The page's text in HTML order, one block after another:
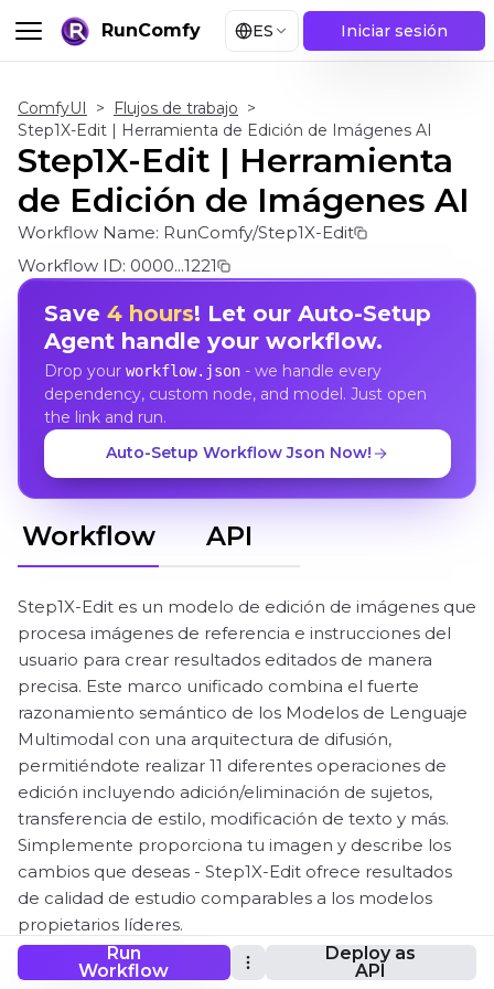
RunComfy ES Iniciar sesión
Run
Workflow
Deploy as
API
ComfyUI > Flujos de trabajo >
Step1X-Edit | Herramienta de Edición de Imágenes AI
Step1X-Edit | Herramienta
de Edición de Imágenes AI
Workflow Name: RunComfy/Step1X-Edit
Workflow ID: 0000...1221
Save 4 hours! Let our Auto-Setup
Agent handle your workflow.
Drop your workflow.json- we handle every
dependency, custom node, and model. Just open
the link and run.
Auto-Setup Workflow Json Now!
Workflow API
Step1X-Edit es un modelo de edición de imágenes que
procesa imágenes de referencia e instrucciones del
usuario para crear resultados editados de manera
precisa. Este marco unificado combina el fuerte
razonamiento semántico de los Modelos de Lenguaje
Multimodal con una arquitectura de difusión,
permitiéndote realizar 11 diferentes operaciones de
edición incluyendo adición/eliminación de sujetos,
transferencia de estilo, modificación de texto y más.
Simplemente proporciona tu imagen y describe los
cambios que deseas - Step1X-Edit ofrece resultados
de calidad de estudio comparables a los modelos
propietarios líderes.
¡Este Flujo de Trabajo ComfyUI Step1X-Edit fue creado